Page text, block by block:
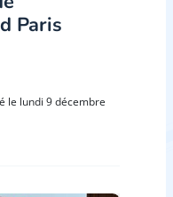
Paris
le lundi 9 décembre